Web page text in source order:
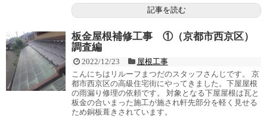
記事を読む
板金屋根補修工事 ①（京都市西京区）
調査編
2022/12/23
屋根工事
こんにちはリルーフまつだのスタッフさんじです。 京
都市西京区の高級住宅街にやってきました。下屋屋根
の雨漏り修理の依頼です。 対象となる下屋屋根は瓦と
板金の合いまった施工が施され軒先部分を軽く見せる
ため銅板葺きされています。